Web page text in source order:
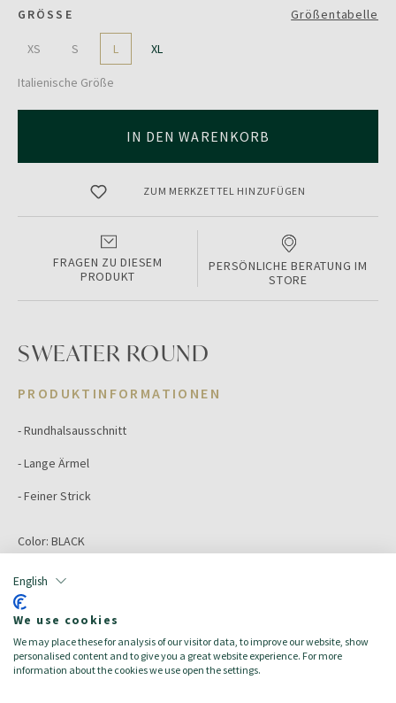
English
We use cookies
We may place these for analysis of our visitor data, to improve our website, show
personalised content and to give you a great website experience. For more
information about the cookies we use open the settings.
GRÖSSE Größentabelle
XS S L XL
Italienische Größe
IN DEN WARENKORB
ZUM MERKZETTEL HINZUFÜGEN
FRAGEN ZU DIESEM
PRODUKT
PERSÖNLICHE BERATUNG IM
STORE
SWEATER ROUND
PRODUKTINFORMATIONEN
- Rundhalsausschnitt
- Lange Ärmel
- Feiner Strick
Color: BLACK
Größe:
L
Hauptmaterial:
Zielgruppe:Damen/Donna
100% Kaschmir